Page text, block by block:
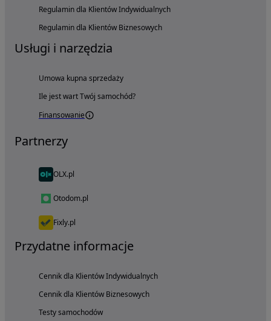
Regulamin dla Klientów Indywidualnych
Regulamin dla Klientów Biznesowych
Usługi i narzędzia
Umowa kupna sprzedaży
Ile jest wart Twój samochód?
Finansowanie
Partnerzy
OLX.pl
Otodom.pl
Fixly.pl
Przydatne informacje
Cennik dla Klientów Indywidualnych
Cennik dla Klientów Biznesowych
Testy samochodów